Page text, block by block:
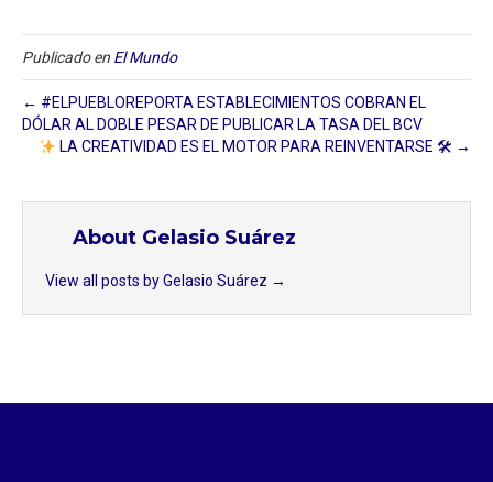
Publicado en El Mundo
← #ELPUEBLOREPORTA ESTABLECIMIENTOS COBRAN EL
DÓLAR AL DOBLE PESAR DE PUBLICAR LA TASA DEL BCV
LA CREATIVIDAD ES EL MOTOR PARA REINVENTARSE 🛠 →
About Gelasio Suárez
View all posts by Gelasio Suárez →